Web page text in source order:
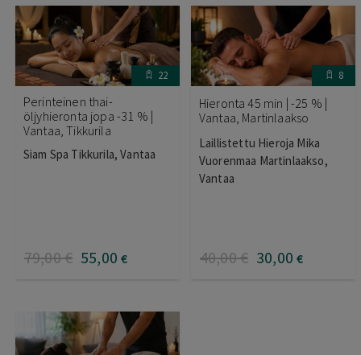
22
Perinteinen thai-
öljyhieronta jopa -31 % |
Vantaa, Tikkurila
Siam Spa Tikkurila, Vantaa
79,00€ 55,00 €
8
Hieronta 45 min | -25 % |
Vantaa, Martinlaakso
Laillistettu Hieroja Mika
Vuorenmaa Martinlaakso,
Vantaa
40,00€ 30,00 €